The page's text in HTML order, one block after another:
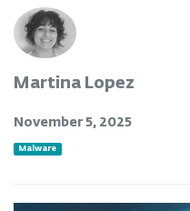
Martina Lopez
November 5, 2025
Malware